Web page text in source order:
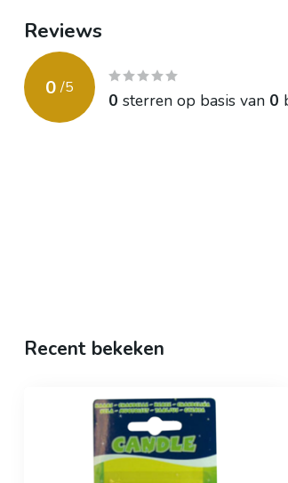
Reviews
0 /5
0 sterren op basis van 0
Recent bekeken